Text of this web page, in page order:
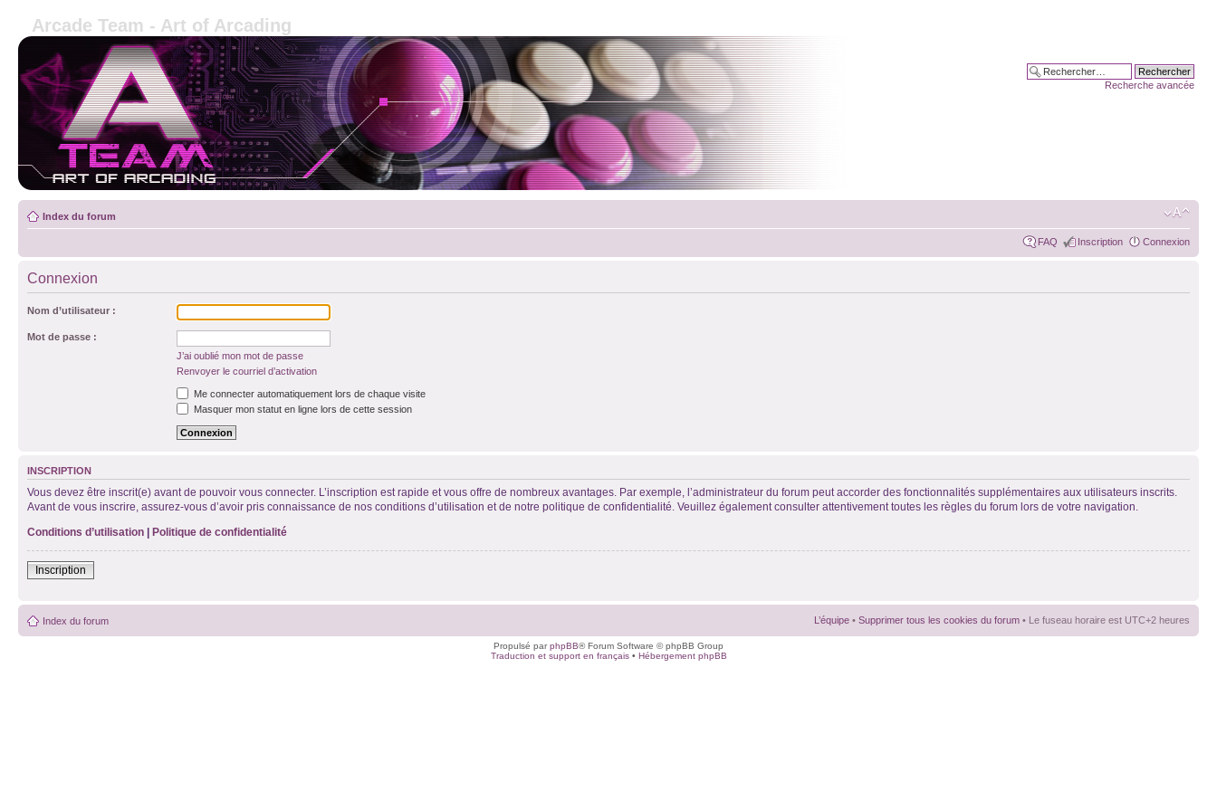
Arcade Team - Art of Arcading
Recherche avancée
Index du forum
FAQ Inscription Connexion
Connexion
Nom d’utilisateur :
Mot de passe :
J’ai oublié mon mot de passe
Renvoyer le courriel d’activation
Me connecter automatiquement lors de chaque visite
Masquer mon statut en ligne lors de cette session
INSCRIPTION
Vous devez être inscrit(e) avant de pouvoir vous connecter. L’inscription est rapide et vous offre de nombreux avantages. Par exemple, l’administrateur du forum peut accorder des fonctionnalités supplémentaires aux utilisateurs inscrits.
Avant de vous inscrire, assurez-vous d’avoir pris connaissance de nos conditions d’utilisation et de notre politique de confidentialité. Veuillez également consulter attentivement toutes les règles du forum lors de votre navigation.
Conditions d’utilisation | Politique de confidentialité
Inscription
Index du forum L’équipe • Supprimer tous les cookies du forum • Le fuseau horaire est UTC+2 heures
Propulsé parphpBB® Forum Software © phpBB Group
Traduction et support en français• Hébergement phpBB